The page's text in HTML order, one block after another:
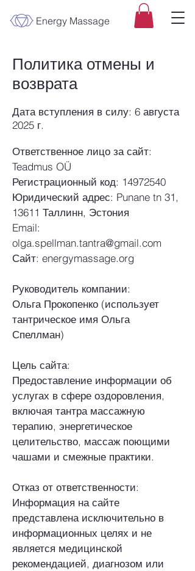
Energy Massage
Политика отмены и
возврата
Дата вступления в силу: 6 августа
2025 г.
Ответственное лицо за сайт:
Teadmus OÜ
Регистрационный код: 14972540
Юридический адрес: Punane tn 31,
13611 Таллинн, Эстония
Email:
olga.spellman.tantra@gmail.com
Сайт: energymassage.org
Руководитель компании:
Ольга Прокопенко (использует
тантрическое имя Ольга
Спеллман)
Цель сайта:
Предоставление информации об
услугах в сфере оздоровления,
включая тантра массажную
терапию, энергетическое
целительство, массаж поющими
чашами и смежные практики.
Отказ от ответственности:
Информация на сайте
представлена исключительно в
информационных целях и не
является медицинской
рекомендацией, диагнозом или